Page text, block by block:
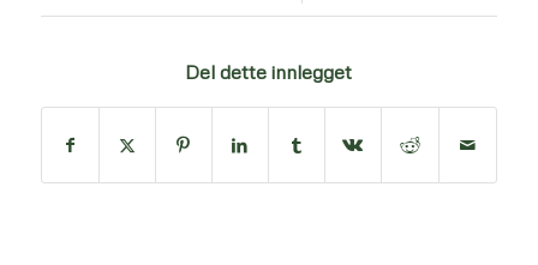
Del dette innlegget